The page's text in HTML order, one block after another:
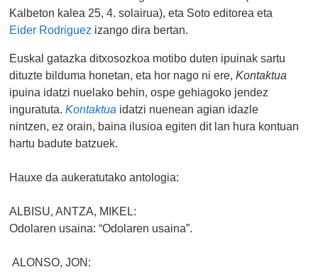
Kalbeton kalea 25, 4. solairua), eta Soto editorea eta
Eider Rodriguez izango dira bertan.
Euskal gatazka ditxosozkoa motibo duten ipuinak sartu
dituzte bilduma honetan, eta hor nago ni ere,Kontaktua
ipuina idatzi nuelako behin, ospe gehiagoko jendez
inguratuta.Kontaktua idatzi nuenean agian idazle
nintzen, ez orain, baina ilusioa egiten dit lan hura kontuan
hartu badute batzuek.
Hauxe da aukeratutako antologia:
ALBISU, ANTZA, MIKEL:
Odolaren usaina: “Odolaren usaina”.
ALONSO, JON: